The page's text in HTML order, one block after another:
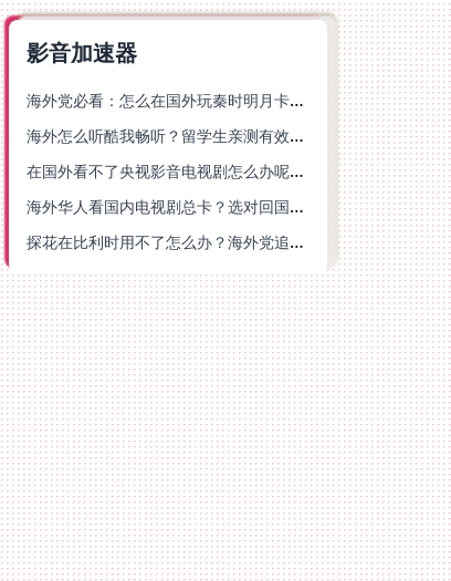
影音加速器
海外党必看：怎么在国外玩秦时明月卡牌版？附豆瓣EZCast地区限制破解法
海外怎么听酷我畅听？留学生亲测有效的华语内容解锁指南
在国外看不了央视影音电视剧怎么办呢？海外党亲测有效的回国加速方案
海外华人看国内电视剧总卡？选对回国加速器，还能解决菲律宾打不开反诈中心的问题
探花在比利时用不了怎么办？海外党追剧办事全攻略，选对加速器就够了